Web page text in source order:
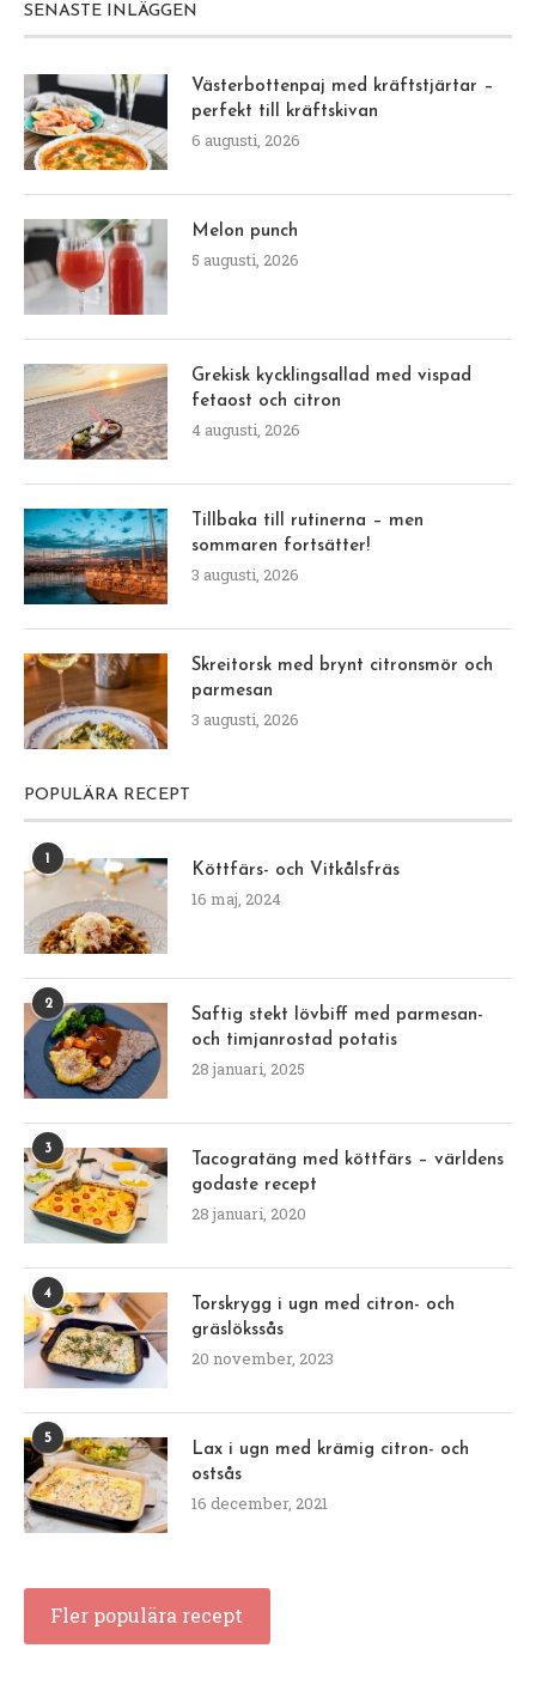
SENASTE INLÄGGEN
Västerbottenpaj med kräftstjärtar –
perfekt till kräftskivan
6 augusti, 2026
Melon punch
5 augusti, 2026
Grekisk kycklingsallad med vispad
fetaost och citron
4 augusti, 2026
Tillbaka till rutinerna – men
sommaren fortsätter!
3 augusti, 2026
Skreitorsk med brynt citronsmör och
parmesan
3 augusti, 2026
POPULÄRA RECEPT
Köttfärs- och Vitkålsfräs
16 maj, 2024
2
Saftig stekt lövbiff med parmesan-
och timjanrostad potatis
28 januari, 2025
3
Tacogratäng med köttfärs – världens
godaste recept
28 januari, 2020
4
Torskrygg i ugn med citron- och
gräslökssås
20 november, 2023
5
Lax i ugn med krämig citron- och
ostsås
16 december, 2021
Fler populära recept